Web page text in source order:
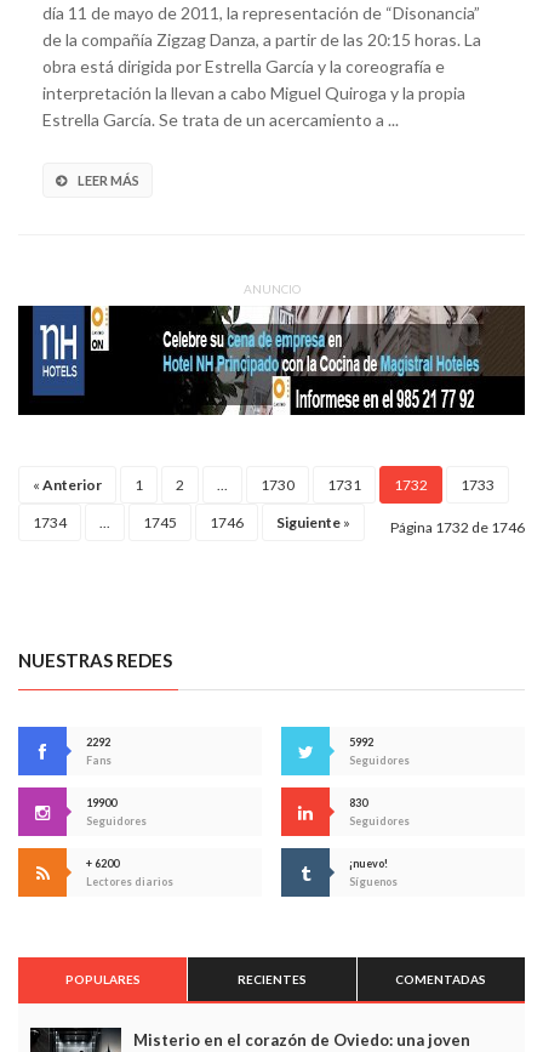
día 11 de mayo de 2011, la representación de “Disonancia”
de la compañía Zigzag Danza, a partir de las 20:15 horas. La
obra está dirigida por Estrella García y la coreografía e
interpretación la llevan a cabo Miguel Quiroga y la propia
Estrella García. Se trata de un acercamiento a ...
LEER MÁS
ANUNCIO
« Anterior 1 2 1730 1731 1732 1733
1734 1745 1746 Siguiente » Página 1732 de 1746
NUESTRAS REDES
2292
Fans
5992
Seguidores
19900
Seguidores
830
Seguidores
+ 6200
Lectores diarios
¡nuevo!
Síguenos
POPULARES RECIENTES COMENTADAS
Misterio en el corazón de Oviedo: una joven